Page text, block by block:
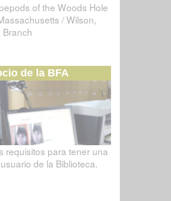
of the Woods Hole
/ Wilson,
Branch
de la BFA
requisitos para tener una
de la Biblioteca.